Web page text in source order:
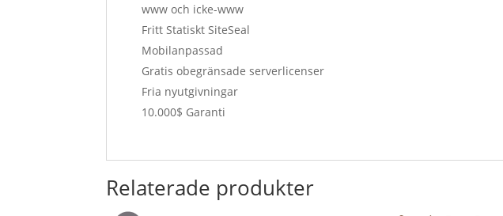
www och icke-www
Fritt Statiskt SiteSeal
Mobilanpassad
Gratis obegränsade serverlicenser
Fria nyutgivningar
10.000$ Garanti
Relaterade produkter